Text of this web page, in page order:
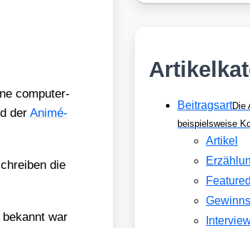
com­pu­ter­
der Ani­mé-
die
war
BeitragsartDie
beispielsweise
Artikel